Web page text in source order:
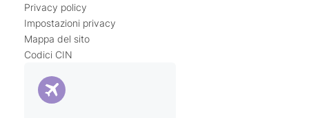
Privacy policy
Impostazioni privacy
Mappa del sito
Codici CIN